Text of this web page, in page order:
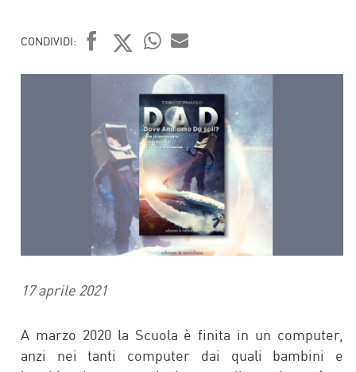
CONDIVIDI:
FACEBOOK
TWITTER
WHATSAPP
MAIL
17 aprile 2021
A marzo 2020 la Scuola è finita in un computer,
anzi nei tanti computer dai quali bambini e